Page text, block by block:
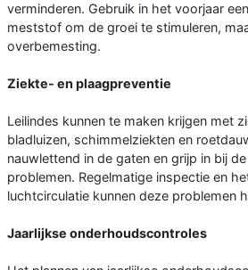
verminderen. Gebruik in het voorjaar
meststof om de groei te stimuleren,
overbemesting.
Ziekte- en plaagpreventie
Leilindes kunnen te maken krijgen met
bladluizen, schimmelziekten en
nauwlettend in de gaten en grijp in bij
problemen. Regelmatige inspectie en
luchtcirculatie kunnen deze problemen
Jaarlijkse onderhoudscontroles